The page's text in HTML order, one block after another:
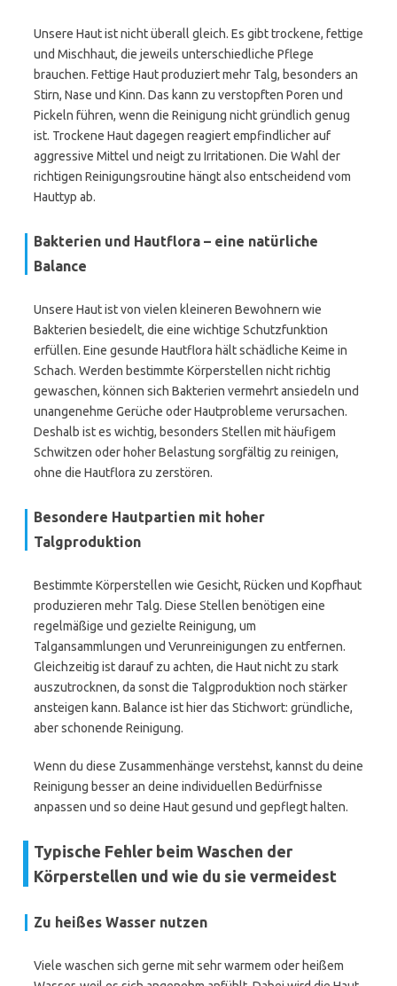
Unsere Haut ist nicht überall gleich. Es gibt trockene, fettige
und Mischhaut, die jeweils unterschiedliche Pflege
brauchen. Fettige Haut produziert mehr Talg, besonders an
Stirn, Nase und Kinn. Das kann zu verstopften Poren und
Pickeln führen, wenn die Reinigung nicht gründlich genug
ist. Trockene Haut dagegen reagiert empfindlicher auf
aggressive Mittel und neigt zu Irritationen. Die Wahl der
richtigen Reinigungsroutine hängt also entscheidend vom
Hauttyp ab.
Bakterien und Hautflora – eine natürliche
Balance
Unsere Haut ist von vielen kleineren Bewohnern wie
Bakterien besiedelt, die eine wichtige Schutzfunktion
erfüllen. Eine gesunde Hautflora hält schädliche Keime in
Schach. Werden bestimmte Körperstellen nicht richtig
gewaschen, können sich Bakterien vermehrt ansiedeln und
unangenehme Gerüche oder Hautprobleme verursachen.
Deshalb ist es wichtig, besonders Stellen mit häufigem
Schwitzen oder hoher Belastung sorgfältig zu reinigen,
ohne die Hautflora zu zerstören.
Besondere Hautpartien mit hoher
Talgproduktion
Bestimmte Körperstellen wie Gesicht, Rücken und Kopfhaut
produzieren mehr Talg. Diese Stellen benötigen eine
regelmäßige und gezielte Reinigung, um
Talgansammlungen und Verunreinigungen zu entfernen.
Gleichzeitig ist darauf zu achten, die Haut nicht zu stark
auszutrocknen, da sonst die Talgproduktion noch stärker
ansteigen kann. Balance ist hier das Stichwort: gründliche,
aber schonende Reinigung.
Wenn du diese Zusammenhänge verstehst, kannst du deine
Reinigung besser an deine individuellen Bedürfnisse
anpassen und so deine Haut gesund und gepflegt halten.
Typische Fehler beim Waschen der
Körperstellen und wie du sie vermeidest
Zu heißes Wasser nutzen
Viele waschen sich gerne mit sehr warmem oder heißem